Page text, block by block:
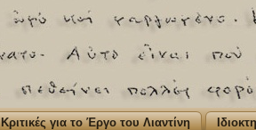
Κριτικές για το Έργο του Λιαντίνη